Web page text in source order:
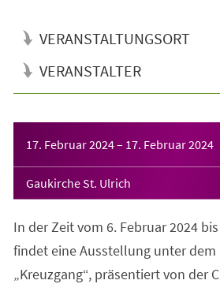
VERANSTALTUNGSORT
VERANSTALTER
17. Februar 2024– 17. Februar 2024
Gaukirche St. Ulrich
In der Zeit vom 6. Februar 2024
findet eine Ausstellung unter dem
„Kreuzgang“, präsentiert von der